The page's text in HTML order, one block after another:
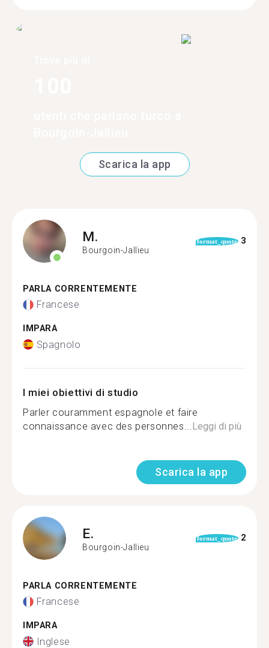
Scarica la app
M.
Bourgoin-Jallieu
format_quote 3
PARLA CORRENTEMENTE
Francese
IMPARA
Spagnolo
I miei obiettivi di studio
Parler couramment espagnole et faire
connaissance avec des personnes... Leggi di più
Scarica la app
E.
Bourgoin-Jallieu
format_quote 2
PARLA CORRENTEMENTE
Francese
IMPARA
Inglese